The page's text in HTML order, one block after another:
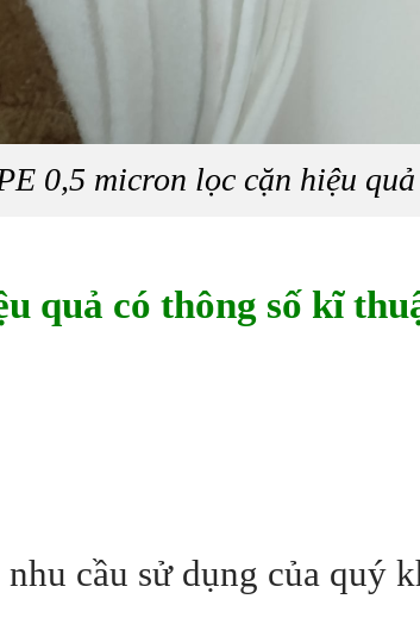
0,5 micron lọc cặn hiệu quả
quả có thông số kĩ
cầu sử dụng của quý